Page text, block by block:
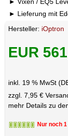
Lieferung mit
Hersteller: iOptron
EUR
inkl. 19 % MwSt
zzgl. 7,95 €
mehr Details zu
Nur noch